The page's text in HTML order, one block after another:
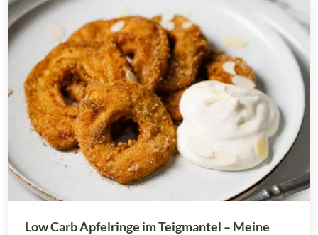
Low Carb Apfelringe im Teigmantel – Meine